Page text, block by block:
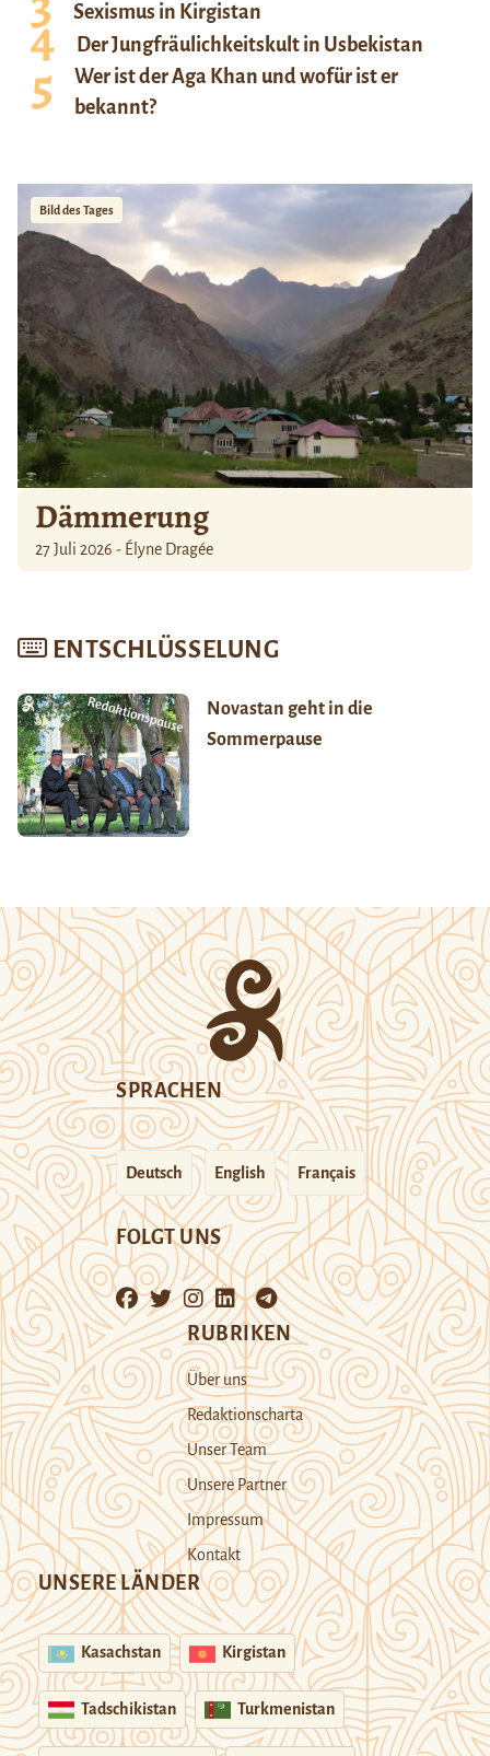
Sexismus in Kirgistan
Der Jungfräulichkeitskult in Usbekistan
Wer ist der Aga Khan und wofür ist er
bekannt?
Bild des Tages
Dämmerung
27 Juli 2026 - Élyne Dragée
ENTSCHLÜSSELUNG
Novastan geht in die
Sommerpause
SPRACHEN
Deutsch English Français
FOLGT UNS
RUBRIKEN
Über uns
Redaktionscharta
Unser Team
Unsere Partner
Impressum
Kontakt
UNSERE LÄNDER
Kasachstan Kirgistan
Tadschikistan Turkmenistan